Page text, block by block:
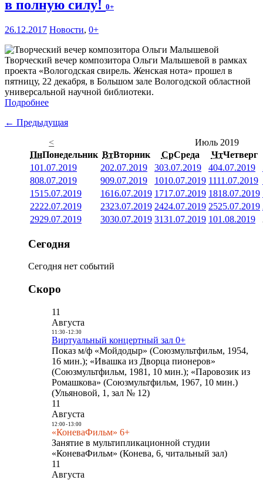
в полную силу! 0+
26.12.2017 Новости, 0+
Творческий вечер композитора Ольги Малышевой в рамках
проекта «Вологодская свирель. Женская нота» прошел в
пятницу, 22 декабря, в Большом зале Вологодской областной
универсальной научной библиотеки.
Подробнее
← Предыдущая
<
Июль 2019
ПнПонедельник ВтВторник СрСреда ЧтЧетверг
101.07.2019 202.07.2019 303.07.2019 404.07.2019
808.07.2019 909.07.2019 1010.07.2019 1111.07.2019
1515.07.2019 1616.07.2019 1717.07.2019 1818.07.2019
2222.07.2019 2323.07.2019 2424.07.2019 2525.07.2019
2929.07.2019 3030.07.2019 3131.07.2019 101.08.2019
Сегодня
Сегодня нет событий
Скоро
11
Августа
11:30- 12:30
Виртуальный концертный зал 0+
Показ м/ф «Мойдодыр» (Союзмультфильм, 1954,
16 мин.); «Ивашка из Дворца пионеров»
(Союзмультфильм, 1981, 10 мин.); «Паровозик из
Ромашкова» (Союзмультфильм, 1967, 10 мин.)
(Ульяновой, 1, зал № 12)
11
Августа
12:00- 13:00
«КоневаФильм» 6+
Занятие в мультипликационной студии
«КоневаФильм» (Конева, 6, читальный зал)
11
Августа